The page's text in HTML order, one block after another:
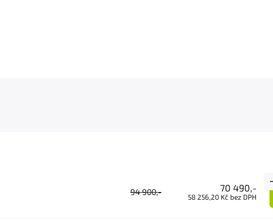
94 900,- 70 490,-
58 256,20 Kč bez DPH